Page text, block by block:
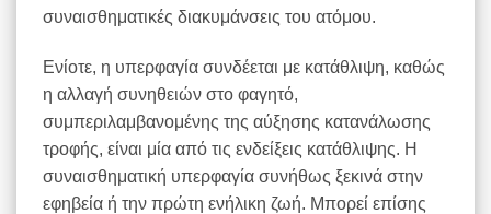
συναισθηματικές διακυμάνσεις του ατόμου.
Ενίοτε, η υπερφαγία συνδέεται με κατάθλιψη, καθώς
η αλλαγή συνηθειών στο φαγητό,
συμπεριλαμβανομένης της αύξησης κατανάλωσης
τροφής, είναι μία από τις ενδείξεις κατάθλιψης. Η
συναισθηματική υπερφαγία συνήθως ξεκινά στην
εφηβεία ή την πρώτη ενήλικη ζωή. Μπορεί επίσης